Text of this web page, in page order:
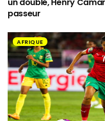
un doublé, Henry
passeur
AFRIQUE